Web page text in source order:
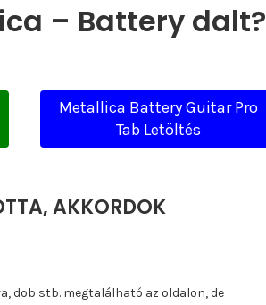
– Battery dalt?
Metallica Battery Guitar Pro
Tab Letöltés
AKKORDOK
dob stb. megtalálható az oldalon, de